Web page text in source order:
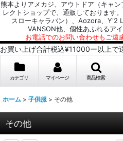
熊本よりアメカジ、アウトドア（キャ
レクトショップで、通販しております
スローキャラバン）、Aozora、Y'2
VANSON他、個性あふれるア
お電話でのお問い合わせもご
お買い上げ合計税込¥11000ー以上で
カテゴリ マイページ 商品検索
ホーム > 子供服 > その他
その他